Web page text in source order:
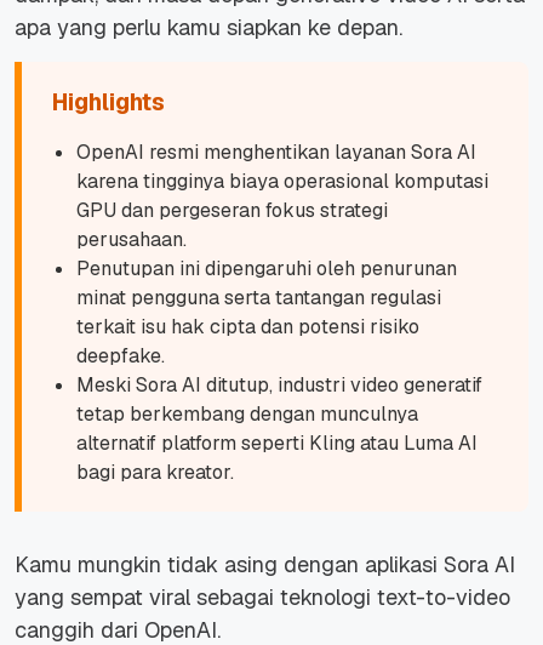
apa yang perlu kamu siapkan ke depan.
Highlights
OpenAI resmi menghentikan layanan Sora AI
karena tingginya biaya operasional komputasi
GPU dan pergeseran fokus strategi
perusahaan.
Penutupan ini dipengaruhi oleh penurunan
minat pengguna serta tantangan regulasi
terkait isu hak cipta dan potensi risiko
deepfake.
Meski Sora AI ditutup, industri video generatif
tetap berkembang dengan munculnya
alternatif platform seperti Kling atau Luma AI
bagi para kreator.
Kamu mungkin tidak asing dengan aplikasi Sora AI
yang sempat viral sebagai teknologi text-to-video
canggih dari OpenAI.